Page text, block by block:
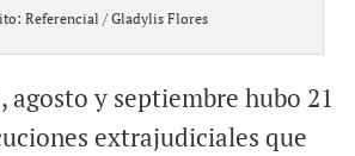
Referencial / Gladylis Flores
agosto y septiembre hubo 21
extrajudiciales que